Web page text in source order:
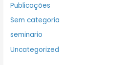
Publicações
Sem categoria
seminario
Uncategorized